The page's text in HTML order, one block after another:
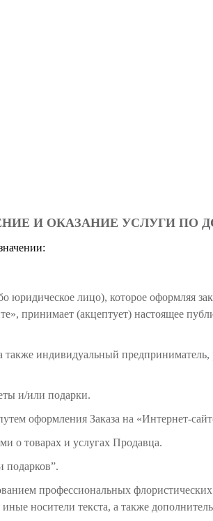
И ОКАЗАНИЕ УСЛУГИ ПО
лицо), которое оформляя
принимает (акцептует) настоящее
индивидуальный
и/или подарки.
оформления Заказа на «Интернет-
о товарах и услугах Продавца.
подарков”.
профессиональных
носители текста, а также